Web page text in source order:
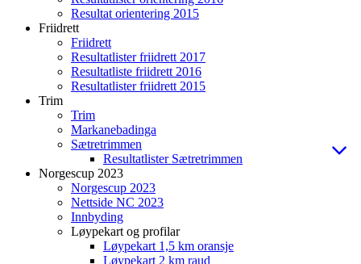
Resultat orientering 2015
Friidrett
Friidrett
Resultatlister friidrett 2017
Resultatliste friidrett 2016
Resultatlister friidrett 2015
Trim
Trim
Markanebadinga
Sætretrimmen
Resultatlister Sætretrimmen
Norgescup 2023
Norgescup 2023
Nettside NC 2023
Innbyding
Løypekart og profilar
Løypekart 1,5 km oransje
Løypekart 2 km raud